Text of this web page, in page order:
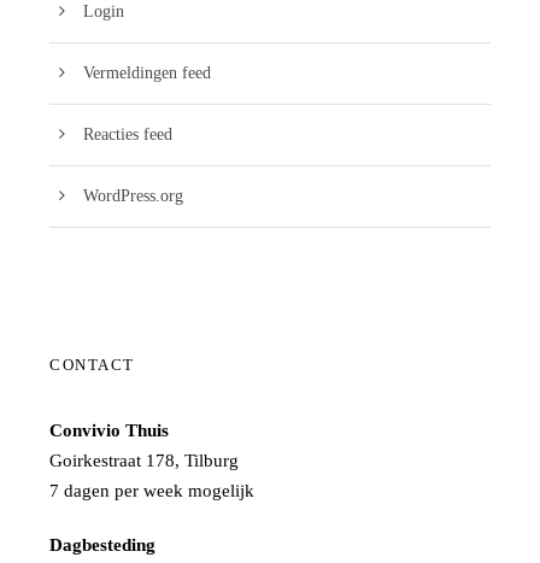
Login
Vermeldingen feed
Reacties feed
WordPress.org
CONTACT
Convivio Thuis
Goirkestraat 178, Tilburg
7 dagen per week mogelijk
Dagbesteding